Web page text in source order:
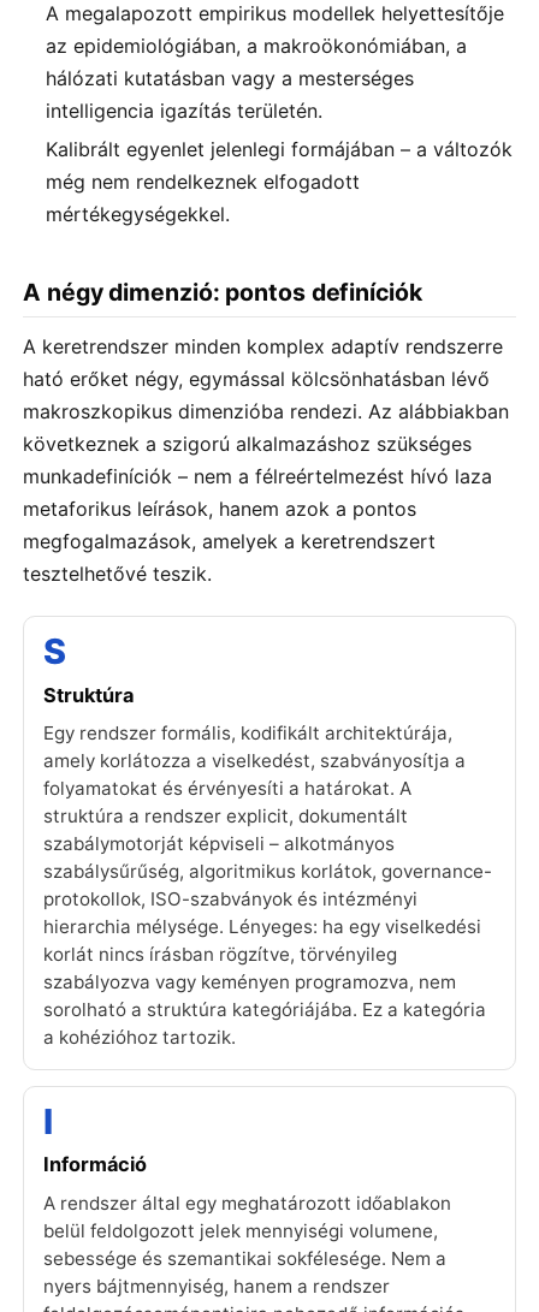
A megalapozott empirikus modellek helyettesítője
az epidemiológiában, a makroökonómiában, a
hálózati kutatásban vagy a mesterséges
intelligencia igazítás területén.
Kalibrált egyenlet jelenlegi formájában – a változók
még nem rendelkeznek elfogadott
mértékegységekkel.
A négy dimenzió: pontos definíciók
A keretrendszer minden komplex adaptív rendszerre
ható erőket négy, egymással kölcsönhatásban lévő
makroszkopikus dimenzióba rendezi. Az alábbiakban
következnek a szigorú alkalmazáshoz szükséges
munkadefiníciók – nem a félreértelmezést hívó laza
metaforikus leírások, hanem azok a pontos
megfogalmazások, amelyek a keretrendszert
tesztelhetővé teszik.
S
Struktúra
Egy rendszer formális, kodifikált architektúrája,
amely korlátozza a viselkedést, szabványosítja a
folyamatokat és érvényesíti a határokat. A
struktúra a rendszer explicit, dokumentált
szabálymotorját képviseli – alkotmányos
szabálysűrűség, algoritmikus korlátok, governance-
protokollok, ISO-szabványok és intézményi
hierarchia mélysége. Lényeges: ha egy viselkedési
korlát nincs írásban rögzítve, törvényileg
szabályozva vagy keményen programozva, nem
sorolható a struktúra kategóriájába. Ez a kategória
a kohézióhoz tartozik.
I
Információ
A rendszer által egy meghatározott időablakon
belül feldolgozott jelek mennyiségi volumene,
sebessége és szemantikai sokfélesége. Nem a
nyers bájtmennyiség, hanem a rendszer